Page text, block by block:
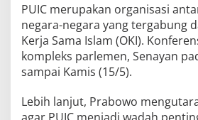
PUIC merupakan organisasi
negara-negara yang tergabung
Kerja Sama Islam (OKI).
kompleks parlemen, Senayan
sampai Kamis (15/5).
Lebih lanjut, Prabowo